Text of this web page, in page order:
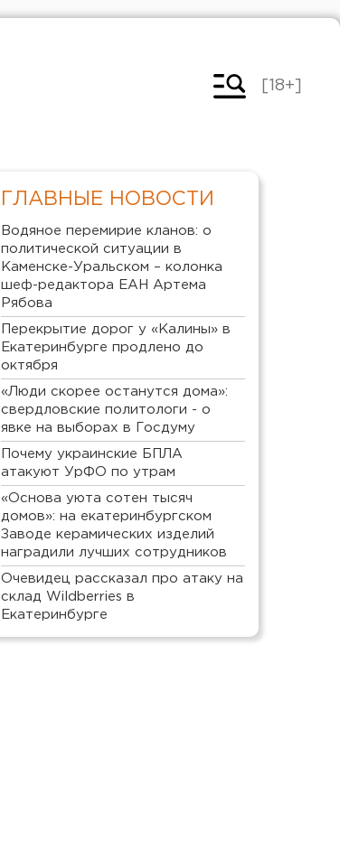
[18+]
ГЛАВНЫЕ НОВОСТИ
Водяное перемирие кланов: о
политической ситуации в
Каменске-Уральском – колонка
шеф-редактора ЕАН Артема
Рябова
Перекрытие дорог у «Калины» в
Екатеринбурге продлено до
октября
«Люди скорее останутся дома»:
свердловские политологи - о
явке на выборах в Госдуму
Почему украинские БПЛА
атакуют УрФО по утрам
«Основа уюта сотен тысяч
домов»: на екатеринбургском
Заводе керамических изделий
наградили лучших сотрудников
Очевидец рассказал про атаку на
склад Wildberries в
Екатеринбурге